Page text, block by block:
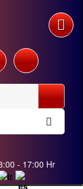
- 17:00 Hr